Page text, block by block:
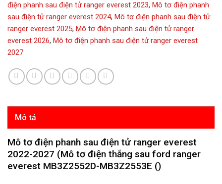
điện phanh sau điện tử ranger everest 2023, Mô tơ điện phanh
sau điện tử ranger everest 2024, Mô tơ điện phanh sau điện tử
ranger everest 2025, Mô tơ điện phanh sau điện tử ranger
everest 2026, Mô tơ điện phanh sau điện tử ranger everest
2027
Mô tả
Mô tơ điện phanh sau điện tử ranger everest
2022-2027 (Mô tơ điện thắng sau ford ranger
everest MB3Z2552D-MB3Z2553E ()